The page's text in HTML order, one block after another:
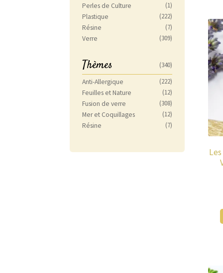
Perles de Culture
(1)
Plastique
(222)
Résine
(7)
Verre
(309)
Thèmes
(340)
Anti-Allergique
(222)
Feuilles et Nature
(12)
Fusion de verre
(308)
Mer et Coquillages
(12)
Résine
(7)